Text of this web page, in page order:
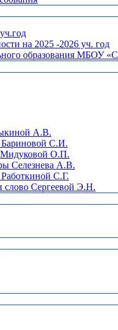
на 2025 -2026 уч. год
образования МБОУ
А.В.
Бариновой С.И.
Мидуковой О.П.
Селезнева А.В.
С.Г.
слово Сергеевой Э.Н.